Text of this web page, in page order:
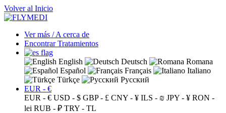
Volver al Inicio
Ver más / A cerca de
Encontrar Tratamientos
English Deutsch
Romana
Español
Français
Italiano
Türkçe
Русский
EUR - €
EUR - € USD - $ GBP - £ CNY - ¥ ILS - ₪ JPY - ¥ RON -
lei RUB - ₽ TRY - TL